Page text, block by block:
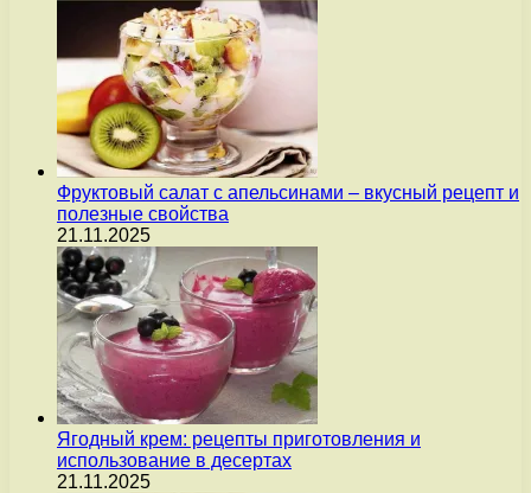
Фруктовый салат с апельсинами – вкусный рецепт и
полезные свойства
21.11.2025
Ягодный крем: рецепты приготовления и
использование в десертах
21.11.2025